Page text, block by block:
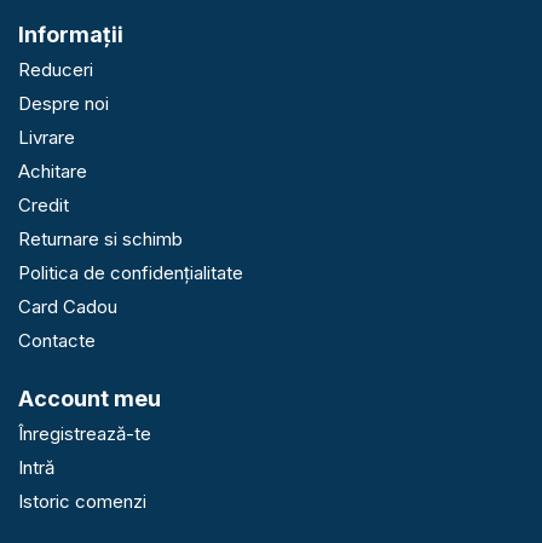
Informaţii
Reduceri
Despre noi
Livrare
Achitare
Credit
Returnare si schimb
Politica de confidențialitate
Card Cadou
Contacte
Account meu
Înregistrează-te
Intră
Istoric comenzi